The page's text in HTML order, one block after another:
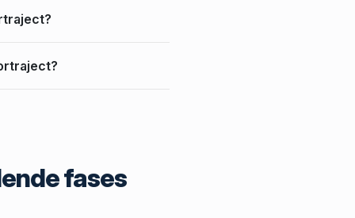
fases